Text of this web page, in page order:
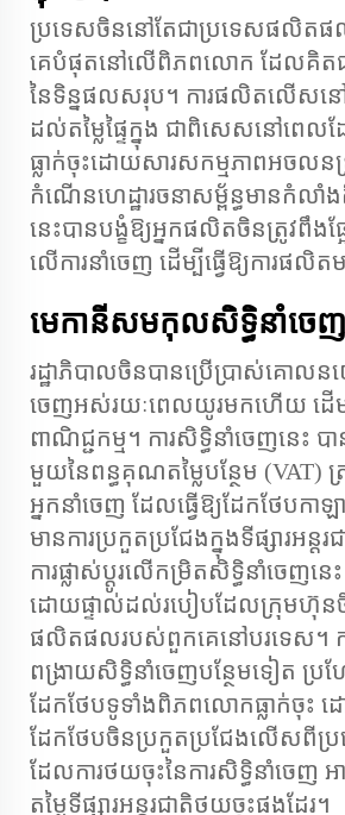
ប្រទេសចិននៅតែជាប្រទេសផលិត
គេបំផុតនៅលើពិភពលោក ដែលគិត
នៃទិន្នផលសរុប។ ការផលិតលើសនៅត
ដល់តម្លៃផ្ទៃក្នុង ជាពិសេសនៅពេលដែ
ធ្លាក់ចុះដោយសារសកម្មភាពអចលន
កំណើនហេដ្ឋារចនាសម្ព័ន្ធមានកំលាំ
នេះបានបង្ខំឱ្យអ្នកផលិតចិនត្រូវពឹងផ្
លើការនាំចេញ ដើម្បីធ្វើឱ្យការផលិ
មេកានីសមកុលសិទ្ធិនាំចេញ
រដ្ឋាភិបាលចិនបានប្រើប្រាស់គោល
ចេញអស់រយៈពេលយូរមកហើយ ដើម្បី
ពាណិជ្ជកម្ម។ ការសិទ្ធិនាំចេញនេះ បា
មួយនៃពន្ធគុណតម្លៃបន្ថែម
អ្នកនាំចេញ ដែលធ្វើឱ្យដែកថែបក
មានការប្រកួតប្រជែងក្នុងទីផ្សារអន្តរ
ការផ្លាស់ប្ដូរលើកម្រិតសិទ្ធិនាំចេញន
ដោយផ្ទាល់ដល់របៀបដែលក្រុមហ៊ុនចិ
ផលិតផលរបស់ពួកគេនៅបរទេស។ កា
ពង្រាយសិទ្ធិនាំចេញបន្ថែមទៀត ប្រហែ
ដែកថែបទូទាំងពិភពលោកធ្លាក់ចុះ
ដែកថែបចិនប្រកួតប្រជែងលើសពីប្
ដែលការថយចុះនៃការសិទ្ធិនាំចេញ អ
តម្លៃទីផ្សារអន្តរជាតិថយចុះផងដែរ។